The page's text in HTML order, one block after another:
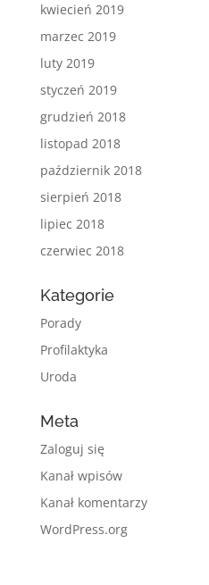
kwiecień 2019
marzec 2019
luty 2019
styczeń 2019
grudzień 2018
listopad 2018
październik 2018
sierpień 2018
lipiec 2018
czerwiec 2018
Kategorie
Porady
Profilaktyka
Uroda
Meta
Zaloguj się
Kanał wpisów
Kanał komentarzy
WordPress.org